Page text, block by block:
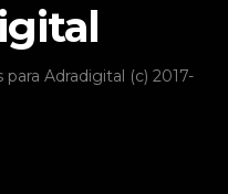
Adradigital (c) 2017-